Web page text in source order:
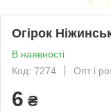
Огірок
В наявності
Код: 7274
Опт і
6 ₴